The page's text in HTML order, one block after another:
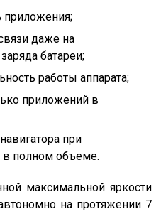
приложения;
даже на
батареи;
работы аппарата;
приложений в
при
полном объеме.
максимальной яркости
на протяжении 7